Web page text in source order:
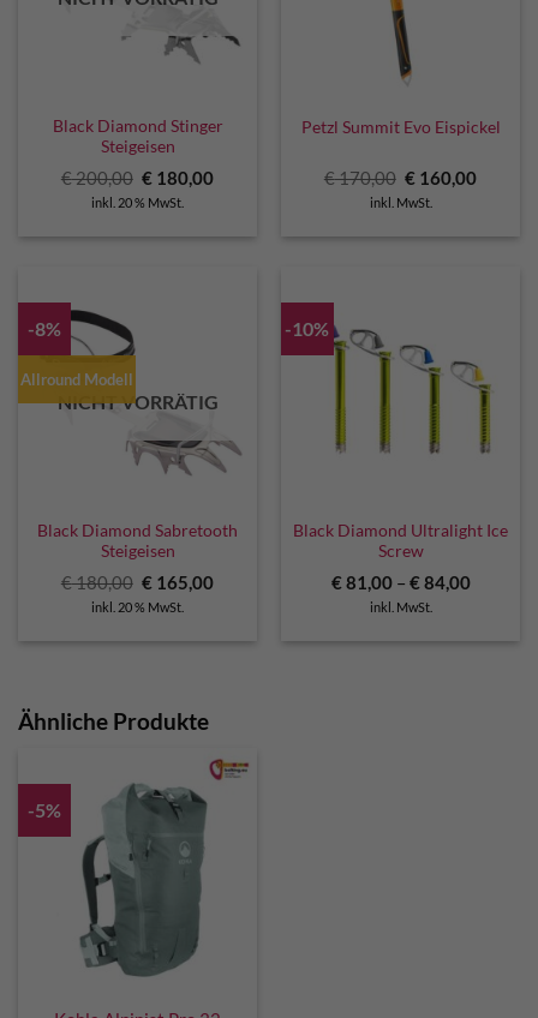
Black Diamond Stinger
Steigeisen
€200,00 Ursprünglicher
Preis
war:
€ 180,00Aktueller
inkl. 20 % MwSt.
Petzl Summit Evo Eispickel
€170,00 Ursprünglicher
Preis
war:
€ 160,00
inkl. MwSt.
-8%
Allround Modell
NICHT VORRÄTIG
Black Diamond Sabretooth
Steigeisen
€180,00 Ursprünglicher
war:
€ 165,00Aktueller
inkl. 20 % MwSt.
-10%
Black Diamond Ultralight Ice
Screw
€ 81,00– € 84,00
inkl. MwSt.
Ähnliche Produkte
-5%